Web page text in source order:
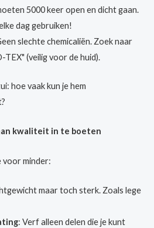
5000 keer open en dicht gaan.
dag gebruiken!
slechte chemicaliën. Zoek naar
TEX" (veilig voor de huid).
hoe vaak kun je hem
kwaliteit in te boeten
voor minder:
maar toch sterk. Zoals lege
: Verf alleen delen die je kunt